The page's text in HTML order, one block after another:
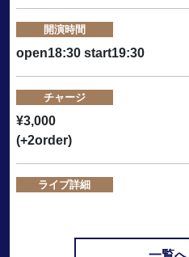
開演時間
open18:30 start19:30
チャージ
¥3,000
(+2order)
ライブ詳細